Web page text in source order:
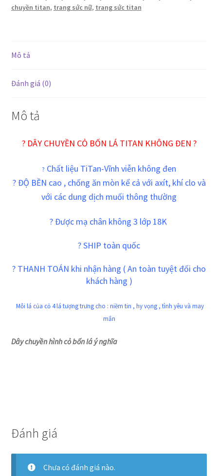
đen
chuyền titan, trang sức nữ, trang sức titan
Mô tả
Đánh giá (0)
Mô tả
? DÂY CHUYỀN CỎ BỐN LÁ TITAN KHÔNG ĐEN ?
? Chất liệu TiTan-Vĩnh viễn không đen
? ĐỘ BỀN cao , chống ăn mòn kể cả với axít, khí clo và
với các dung dịch muối thông thường
?Được mạ chân không 3 lớp 18K
? SHIP toàn quốc
? THANH TOÁN khi nhận hàng ( An toàn tuyệt đối cho
khách hàng )
Mỗi lá của cỏ 4 lá tượng trưng cho : niềm tin , hy vọng , tình yêu và may
mắn
Dây chuyền hình cỏ bốn lá ý nghĩa
Đánh giá
Chưa có đánh giá nào.